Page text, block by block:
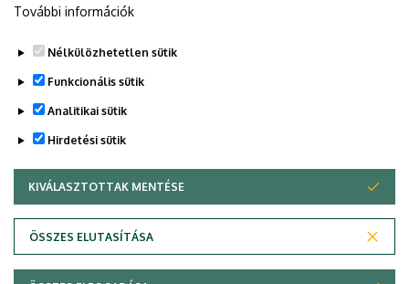
Legutóbbi frissítés: 2026. 02. 05. 14:46
Adatvédelem
További információk
Nélkülözhetetlen sütik
Funkcionális sütik
Analitikai sütik
Hirdetési sütik
KIVÁLASZTOTTAK MENTÉSE
ÖSSZES ELUTASÍTÁSA
WITHDRAW CONSENT